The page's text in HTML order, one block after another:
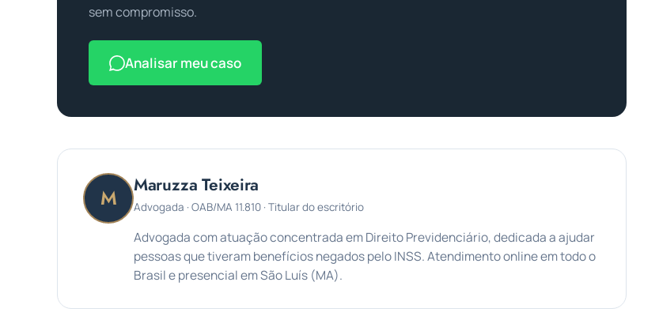
sem compromisso.
Analisar meu caso
M Maruzza Teixeira
Advogada · OAB/MA 11.810 · Titular do escritório
Advogada com atuação concentrada em Direito Previdenciário, dedicada a ajudar
pessoas que tiveram benefícios negados pelo INSS. Atendimento online em todo o
Brasil e presencial em São Luís (MA).